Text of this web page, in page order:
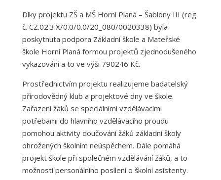
Díky projektu ZŠ a MŠ Horní Planá – Šablony III (reg.
č. CZ.02.3.X/0.0/0.0/20_080/0020338) byla
poskytnuta podpora Základní škole a Mateřské
škole Horní Planá formou projektů zjednodušeného
vykazování a to ve výši 790246 Kč.
Prostřednictvím projektu realizujeme badatelský
přírodovědný klub a projektové dny ve škole.
Zařazení žáků se speciálními vzdělávacími
potřebami do hlavního vzdělávacího proudu
pomohou aktivity doučování žáků základní školy
ohrožených školním neúspěchem. Dále pomáhá
projekt škole při společném vzdělávání žáků, a to
možností personálního posílení o školní asistenty.